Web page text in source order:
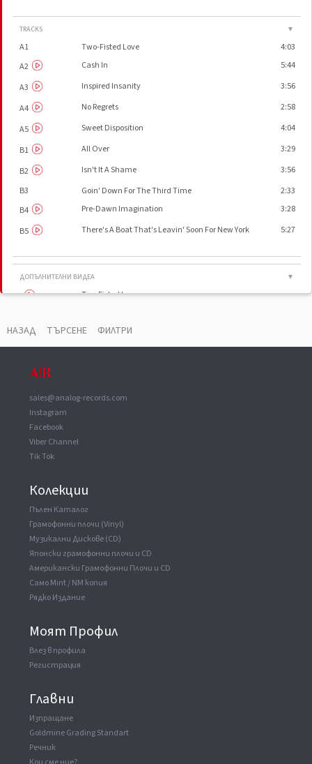
TRACKS ▼
A1 Two-Fisted Love
4:03
A2
Cash In
5:44
A3
Inspired Insanity
3:56
A4
No Regrets
2:58
A5
Sweet Disposition
4:04
B1
All Over
3:29
B2
Isn't It A Shame
3:56
B3
Goin' Down For The Third Time
2:33
B4
Pre-Dawn Imagination
3:28
B5
There's A Boat That's Leavin' Soon For New York 5:27
ДОПЪЛНИТЕЛНИ ВИДЕА ▼
Two Fisted Love
Copyright (c)
Manufactured By
НАЗАД ТЪРСЕНЕ ФИЛТРИ
sales@analog-records.com
Instagram
Facebook
Viber Channel
Tik Tok
Колекции
Пълен Каталог
Грамофонни плочи (Vinyl)
Музикални Дискове (CD)
Японски грамофонни плочи и CD
Американски Грамофонни Плочи и CD
Само Mint / NM копия
Рядко Издание
Моят Профил
Влез в профила
Регистрация
Главни
Изпращане
Goldmine Grading Standart
Речник